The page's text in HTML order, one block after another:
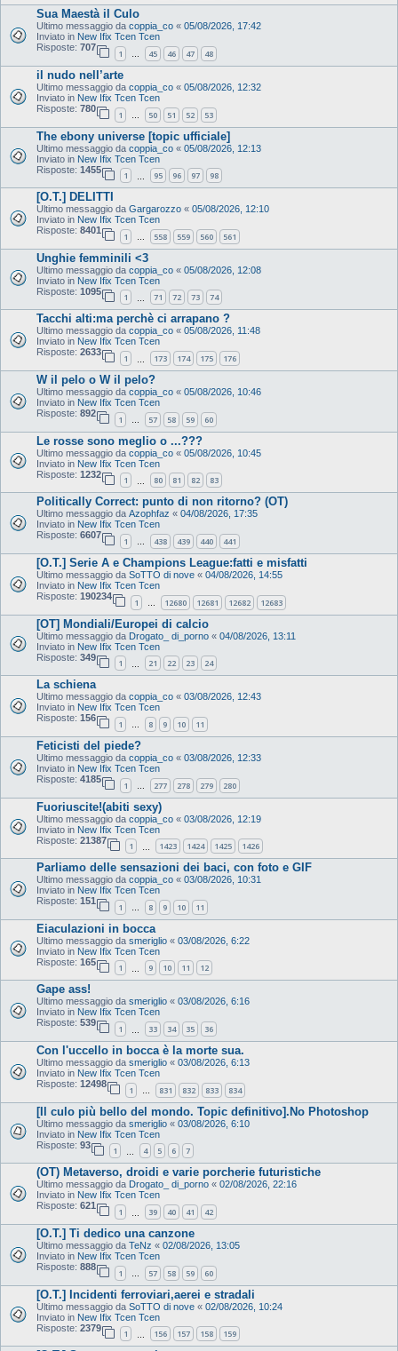
Sua Maestà il Culo
Ultimo messaggio da coppia_co « 05/08/2026, 17:42
Inviato in New Ifix Tcen Tcen
Risposte: 707
1 … 45 46 47 48
il nudo nell’arte
Ultimo messaggio da coppia_co « 05/08/2026, 12:32
Inviato in New Ifix Tcen Tcen
Risposte: 780
1 50 51 52 53
The ebony universe [topic ufficiale]
Ultimo messaggio da coppia_co « 05/08/2026, 12:13
Inviato in New Ifix Tcen Tcen
Risposte: 1455
1 95 96 97 98
[O.T.] DELITTI
Ultimo messaggio da Gargarozzo « 05/08/2026, 12:10
Inviato in New Ifix Tcen Tcen
Risposte: 8401
1 … 558 559 560 561
Unghie femminili <3
Ultimo messaggio da coppia_co « 05/08/2026, 12:08
Inviato in New Ifix Tcen Tcen
Risposte: 1095
1 71 72 73 74
Tacchi alti:ma perchè ci arrapano ?
Ultimo messaggio da coppia_co « 05/08/2026, 11:48
Inviato in New Ifix Tcen Tcen
Risposte: 2633
1 173 174 175 176
W il pelo o W il pelo?
Ultimo messaggio da coppia_co « 05/08/2026, 10:46
Inviato in New Ifix Tcen Tcen
Risposte: 892
1 … 57 58 59 60
Le rosse sono meglio o ...???
Ultimo messaggio da coppia_co « 05/08/2026, 10:45
Inviato in New Ifix Tcen Tcen
Risposte: 1232
1 80 81 82 83
Politically Correct: punto di non ritorno? (OT)
Ultimo messaggio da Azophfaz « 04/08/2026, 17:35
Inviato in New Ifix Tcen Tcen
Risposte: 6607
1 … 438 439 440 441
[O.T.] Serie A e Champions League:fatti e misfatti
Ultimo messaggio da SoTTO di nove « 04/08/2026, 14:55
Inviato in New Ifix Tcen Tcen
Risposte: 190234
1 … 12680 12681 12682 12683
[OT] Mondiali/Europei di calcio
Ultimo messaggio da Drogato_ di_porno « 04/08/2026, 13:11
Inviato in New Ifix Tcen Tcen
Risposte: 349
1 21 22 23 24
La schiena
Ultimo messaggio da coppia_co « 03/08/2026, 12:43
Inviato in New Ifix Tcen Tcen
Risposte: 156
1 … 8 9 10 11
Feticisti del piede?
Ultimo messaggio da coppia_co « 03/08/2026, 12:33
Inviato in New Ifix Tcen Tcen
Risposte: 4185
1 … 277 278 279 280
Fuoriuscite!(abiti sexy)
Ultimo messaggio da coppia_co « 03/08/2026, 12:19
Inviato in New Ifix Tcen Tcen
Risposte: 21387
1 1423 1424 1425 1426
Parliamo delle sensazioni dei baci, con foto e GIF
Ultimo messaggio da coppia_co « 03/08/2026, 10:31
Inviato in New Ifix Tcen Tcen
Risposte: 151
1 … 8 9 10 11
Eiaculazioni in bocca
Ultimo messaggio da smeriglio « 03/08/2026, 6:22
Inviato in New Ifix Tcen Tcen
Risposte: 165
1 9 10 11 12
Gape ass!
Ultimo messaggio da smeriglio « 03/08/2026, 6:16
Inviato in New Ifix Tcen Tcen
Risposte: 539
1 33 34 35 36
Con l'uccello in bocca è la morte sua.
Ultimo messaggio da smeriglio « 03/08/2026, 6:13
Inviato in New Ifix Tcen Tcen
Risposte: 12498
1 … 831 832 833 834
[Il culo più bello del mondo. Topic definitivo].No Photoshop
Ultimo messaggio da smeriglio « 03/08/2026, 6:10
Inviato in New Ifix Tcen Tcen
Risposte: 93
1 4 5 6 7
(OT) Metaverso, droidi e varie porcherie futuristiche
Ultimo messaggio da Drogato_ di_porno « 02/08/2026, 22:16
Inviato in New Ifix Tcen Tcen
Risposte: 621
1 39 40 41 42
[O.T.] Ti dedico una canzone
Ultimo messaggio da TeNz « 02/08/2026, 13:05
Inviato in New Ifix Tcen Tcen
Risposte: 888
1 … 57 58 59 60
[O.T.] Incidenti ferroviari,aerei e stradali
Ultimo messaggio da SoTTO di nove « 02/08/2026, 10:24
Inviato in New Ifix Tcen Tcen
Risposte: 2379
1 156 157 158 159